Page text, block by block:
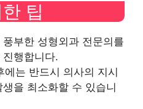
팁
부한 성형외과 전문의를
행합니다.
는 반드시 의사의 지시
을 최소화할 수 있습니